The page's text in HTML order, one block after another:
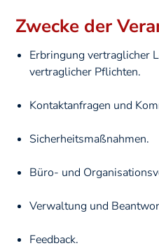
Zwecke der
Erbringung vertraglicher
vertraglicher Pflichten.
Kontaktanfragen und
Sicherheitsmaßnahmen.
Büro- und
Verwaltung und
Feedback.